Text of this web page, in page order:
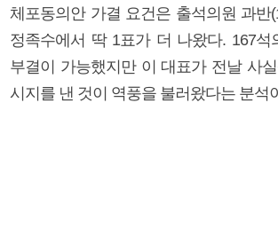
체포동의안 가결 요건은 출석의원 과반
정족수에서 딱 1표가 더 나왔다. 167석
부결이 가능했지만 이 대표가 전날 사실
시지를 낸 것이 역풍을 불러왔다는 분석